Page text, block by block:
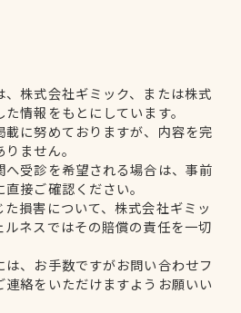
株式会社ギミック、または株式
情報をもとにしています。
載に努めておりますが、内容を完
ません。
へ受診を希望される場合は、事前
接ご確認ください。
損害について、株式会社ギミッ
ネスではその賠償の責任を一切
、お手数ですがお問い合わせフ
連絡をいただけますようお願いい